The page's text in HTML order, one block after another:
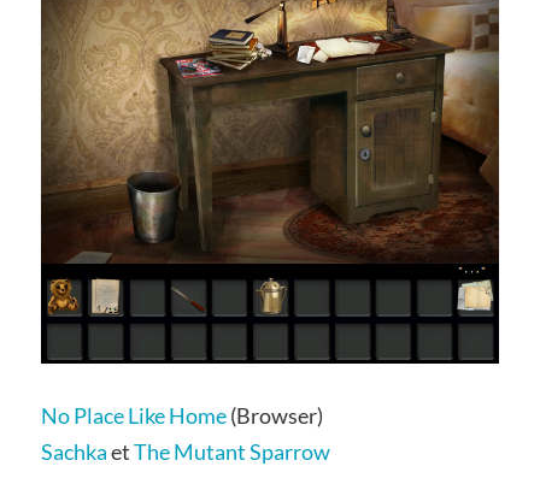
No Place Like Home(Browser)
SachkaetThe Mutant Sparrow